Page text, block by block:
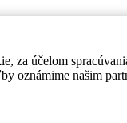
za účelom
oznámime našim